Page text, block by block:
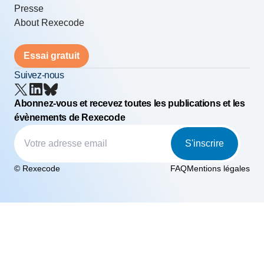
Presse
About Rexecode
Essai gratuit
Suivez-nous
Abonnez-vous et recevez toutes les publications et les
évènements de Rexecode
S'inscrire
© Rexecode FAQMentions légales